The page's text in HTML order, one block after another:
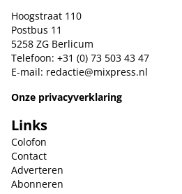
Hoogstraat 110
Postbus 11
5258 ZG Berlicum
Telefoon: +31 (0) 73 503 43 47
E-mail: redactie@mixpress.nl
Onze privacyverklaring
Links
Colofon
Contact
Adverteren
Abonneren